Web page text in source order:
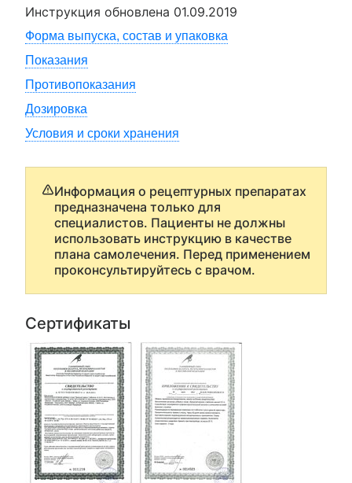
Инструкция обновлена 01.09.2019
Форма выпуска, состав и упаковка
Показания
Противопоказания
Дозировка
Условия и сроки хранения
Информация о рецептурных препаратах
предназначена только для
специалистов. Пациенты не должны
использовать инструкцию в качестве
плана самолечения. Перед применением
проконсультируйтесь с врачом.
Сертификаты